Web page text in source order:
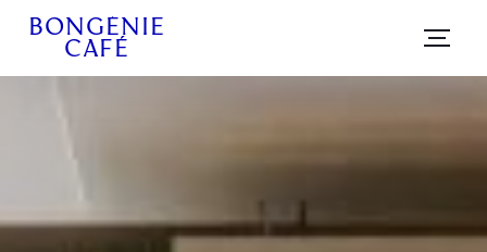
BONGÉNIE
CAFÉ